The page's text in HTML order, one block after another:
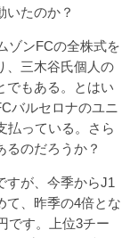
いたのか？
ゾンFCの全株式を
、三木谷氏個人の
でもある。とはい
バルセロナのユニ
払っている。さら
るのだろうか？
すが、今季からJ1
て、昨季の4倍とな
です。上位3チー